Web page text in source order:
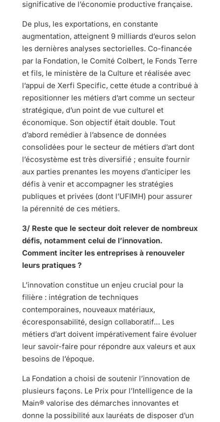
significative de l’économie productive française.
De plus, les exportations, en constante
augmentation, atteignent 9 milliards d’euros selon
les dernières analyses sectorielles. Co-financée
par la Fondation, le Comité Colbert, le Fonds Terre
et fils, le ministère de la Culture et réalisée avec
l’appui de Xerfi Specific, cette étude a contribué à
repositionner les métiers d’art comme un secteur
stratégique, d’un point de vue culturel et
économique. Son objectif était double. Tout
d’abord remédier à l’absence de données
consolidées pour le secteur de métiers d’art dont
l’écosystème est très diversifié ; ensuite fournir
aux parties prenantes les moyens d’anticiper les
défis à venir et accompagner les stratégies
publiques et privées (dont l’UFIMH) pour assurer
la pérennité de ces métiers.
3/ Reste que le secteur doit relever de nombreux
défis, notamment celui de l’innovation.
Comment inciter les entreprises à renouveler
leurs pratiques ?
L’innovation constitue un enjeu crucial pour la
filière : intégration de techniques
contemporaines, nouveaux matériaux,
écoresponsabilité, design collaboratif… Les
métiers d’art doivent impérativement faire évoluer
leur savoir-faire pour répondre aux valeurs et aux
besoins de l’époque.
La Fondation a choisi de soutenir l’innovation de
plusieurs façons. Le Prix pour l’Intelligence de la
Main® valorise des démarches innovantes et
donne la possibilité aux lauréats de disposer d’un